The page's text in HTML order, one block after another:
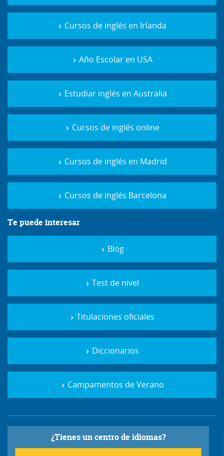
Cursos de inglés en Irlanda
Año Escolar en USA
Estudiar inglés en Australia
Cursos de inglés online
Cursos de inglés en Madrid
Cursos de inglés Barcelona
Te puede interesar
Blog
Test de nivel
Titulaciones oficiales
Diccionarios
Campamentos de Verano
¿Tienes un centro de idiomas?